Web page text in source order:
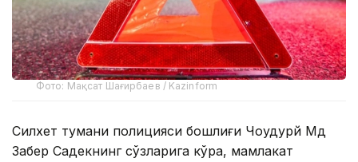
Фото: Мақсат Шағирбаев / Kazinform
Силхет тумани полицияси бошлиғи Чоудҳурй Мд
Забер Садекнинг сўзларига кўра, мамлакат